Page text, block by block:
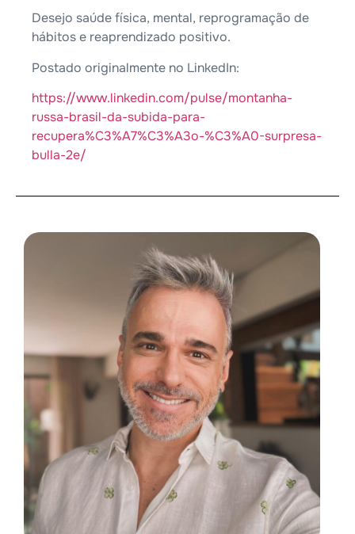
Desejo saúde física, mental, reprogramação de
hábitos e reaprendizado positivo.
Postado originalmente no LinkedIn:
https://www.linkedin.com/pulse/montanha-
russa-brasil-da-subida-para-
recupera%C3%A7%C3%A3o-%C3%A0-surpresa-
bulla-2e/